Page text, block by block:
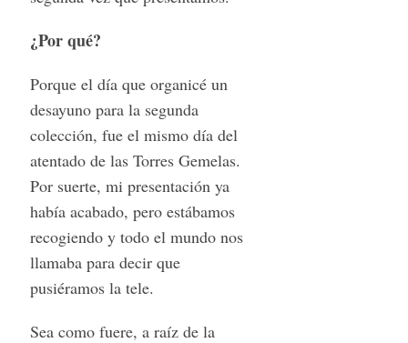
¿Por qué?
Porque el día que organicé un
desayuno para la segunda
colección, fue el mismo día del
atentado de las Torres Gemelas.
Por suerte, mi presentación ya
había acabado, pero estábamos
recogiendo y todo el mundo nos
llamaba para decir que
pusiéramos la tele.
Sea como fuere, a raíz de la